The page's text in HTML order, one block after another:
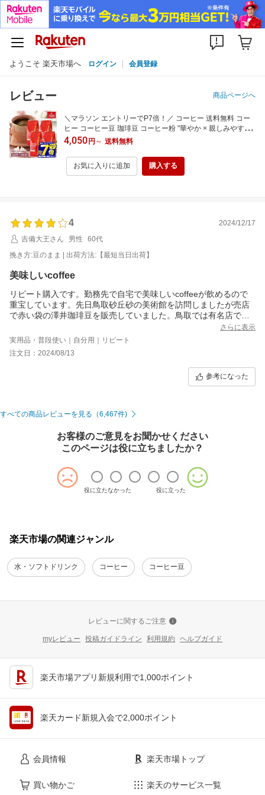
ようこそ 楽天市場へ ログイン 会員登録
レビュー 商品ページへ
＼マラソン エントリーでP7倍！／ コーヒー 送料無料 コー
ヒー コーヒー豆 珈琲豆 コーヒー粉 "華やか × 親しみやす
さ。モカの魅力を一度に" 澤井珈琲 クイーンモカ モカブレ
ンド モカスペシャル 福袋 1kg/2kg/3kg 【RD】 【TS】
4,050円 ～ 送料無料
お気に入りに追加 購入する
4
2024/12/17
吉備大王さん
男性
60代
挽き方:豆のまま | 出荷方法:【最短当日出荷】
美味しいcoffee
リピート購入です。勤務先で自宅で美味しいcoffeeが飲めるので
重宝しています。先日鳥取砂丘砂の美術館を訪問しましたが売店
で赤い袋の澤井珈琲豆を販売していました。鳥取では有名店で
さらに表示
実用品・普段使い｜自分用｜リピート
注文日：2024/08/13
参考になった
すべての商品レビューを見る（6,467件)
お客様のご意見をお聞かせください
このページは役に立ちましたか？
役に立たなかった 役に立った
楽天市場の関連ジャンル
水・ソフトドリンク コーヒー コーヒー豆
レビューに関するご注意
myレビュー 投稿ガイドライン 利用規約 ヘルプガイド
楽天市場アプリ新規利用で1,000ポイント
楽天カード新規入会で2,000ポイント
会員情報
買い物かご
楽天市場トップ
楽天のサービス一覧